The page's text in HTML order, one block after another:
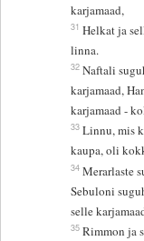
karjamaad,
31 Helkat ja
linna.
32 Naftali
karjamaad,
karjamaad -
33 Linnu, mis
kaupa, oli
34 Merarlaste
Sebuloni
selle
35 Rimmon ja